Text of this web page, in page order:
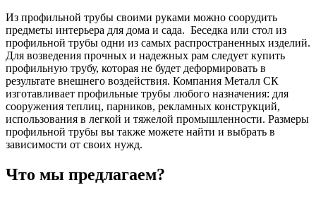
Из профильной трубы своими руками можно соорудить
предметы интерьера для дома и сада. Беседка или стол из
профильной трубы одни из самых распространенных изделий.
Для возведения прочных и надежных рам следует купить
профильную трубу, которая не будет деформировать в
результате внешнего воздействия. Компания Металл СК
изготавливает профильные трубы любого назначения: для
сооружения теплиц, парников, рекламных конструкций,
использования в легкой и тяжелой промышленности. Размеры
профильной трубы вы также можете найти и выбрать в
зависимости от своих нужд.
Что мы предлагаем?